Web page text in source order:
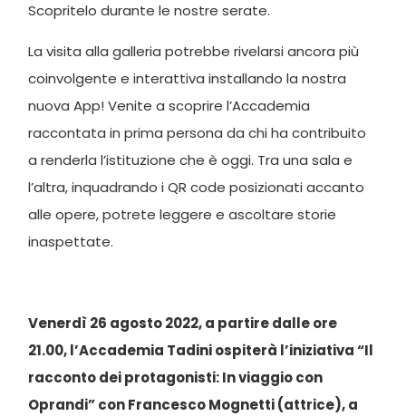
Scopritelo durante le nostre serate.
La visita alla galleria potrebbe rivelarsi ancora più
coinvolgente e interattiva installando la nostra
nuova App! Venite a scoprire l’Accademia
raccontata in prima persona da chi ha contribuito
a renderla l’istituzione che è oggi. Tra una sala e
l’altra, inquadrando i QR code posizionati accanto
alle opere, potrete leggere e ascoltare storie
inaspettate.
Venerdì 26 agosto 2022, a partire dalle ore
21.00, l’Accademia Tadini ospiterà l’iniziativa “Il
racconto dei protagonisti: In viaggio con
Oprandi” con Francesco Mognetti (attrice), a